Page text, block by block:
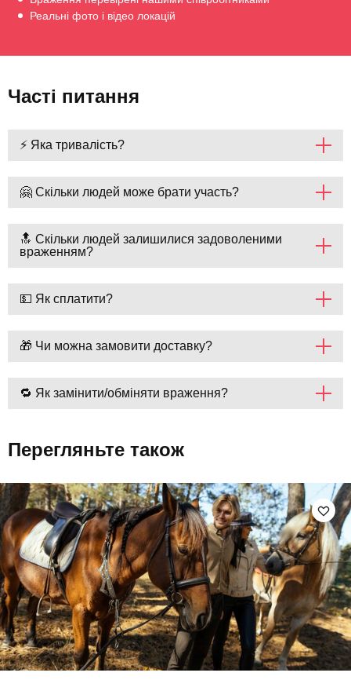
Реальні фото і відео локацій
Часті питання
⚡ Яка тривалість?
🤗 Скільки людей може брати участь?
🔝 Скільки людей залишилися задоволеними
враженням?
💵 Як сплатити?
🎁 Чи можна замовити доставку?
🔁 Як замінити/обміняти враження?
Перегляньте також